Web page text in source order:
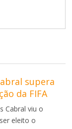
supera
da FIFA
Cabral viu o
eleito o